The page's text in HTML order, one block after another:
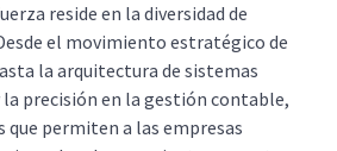
reside en la diversidad de
el movimiento estratégico de
la arquitectura de sistemas
precisión en la gestión contable,
permiten a las empresas